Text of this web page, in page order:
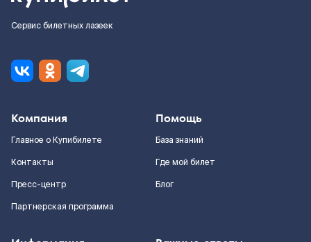
Сервис билетных лазеек
Компания
Главное о Купибилете
Контакты
Пресс-центр
Партнерская программа
Помощь
База знаний
Где мой билет
Блог